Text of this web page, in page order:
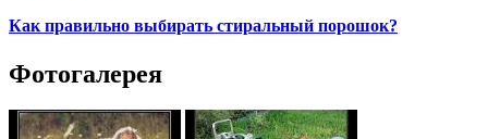
Как правильно выбирать стиральный порошок?
Фотогалерея